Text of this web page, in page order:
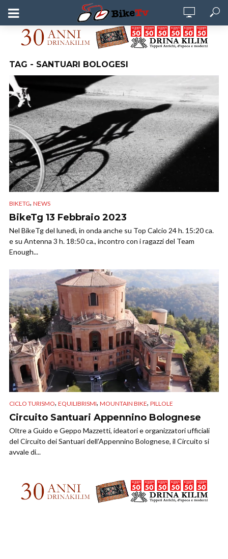
TAG - SANTUARI BOLOGESI
BIKETG, NEWS
BikeTg 13 Febbraio 2023
Nel BikeTg del lunedì, in onda anche su Top Calcio 24 h. 15:20 ca.
e su Antenna 3 h. 18:50 ca., incontro con i ragazzi del Team
Enough...
CICLO TURISMO, EQUILIBRISMI, MOUNTAIN BIKE, PILLOLE
Circuito Santuari Appennino Bolognese
Oltre a Guido e Geppo Mazzetti, ideatori e organizzatori ufficiali
del Circuito dei Santuari dell’Appennino Bolognese, il Circuito si
avvale di...